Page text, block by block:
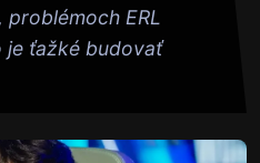
problémoch ERL
je ťažké budovať